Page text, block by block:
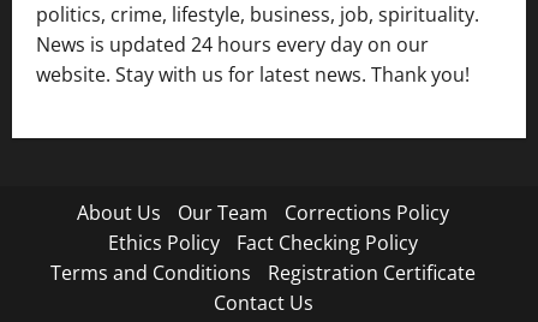
politics, crime, lifestyle, business, job, spirituality.
News is updated 24 hours every day on our
website. Stay with us for latest news. Thank you!
About Us Our Team
Corrections Policy
Ethics Policy
Fact Checking Policy
Terms and Conditions
Registration Certificate
Contact Us